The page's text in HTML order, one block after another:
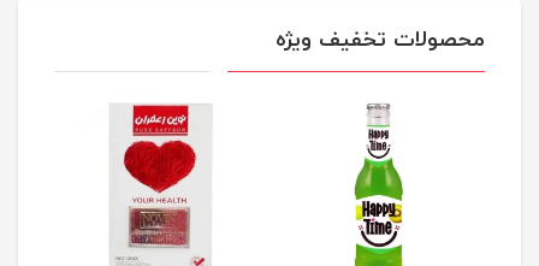
محصولات تخفیف ویژه